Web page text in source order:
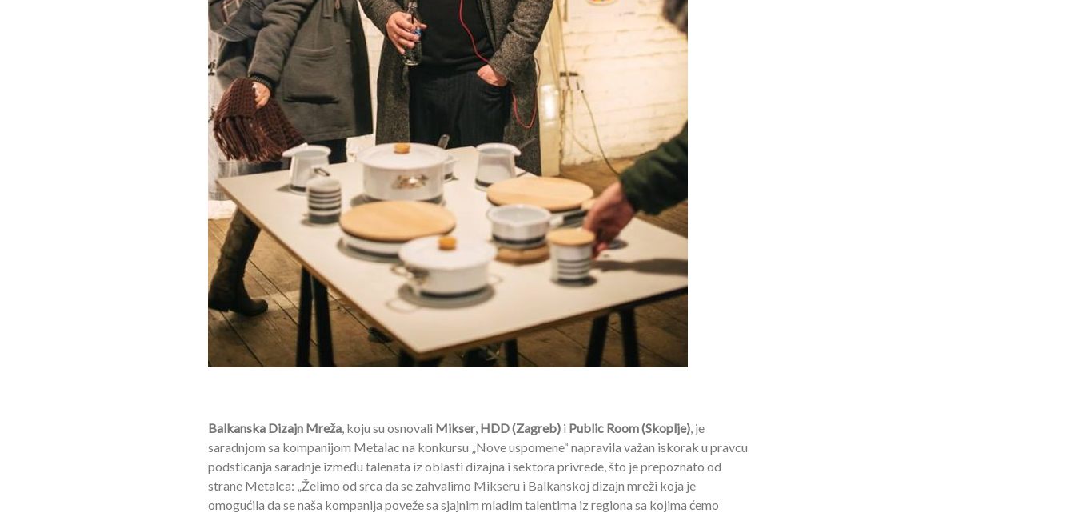
Balkanska Dizajn Mreža, koju su osnovali Mikser, HDD (Zagreb)i Public Room (Skoplje), je
saradnjom sa kompanijom Metalac na konkursu „Nove uspomene“ napravila važan iskorak u pravcu
podsticanja saradnje između talenata iz oblasti dizajna i sektora privrede, što je prepoznato od
strane Metalca: „Želimo od srca da se zahvalimo Mikseru i Balkanskoj dizajn mreži koja je
omogućila da se naša kompanija poveže sa sjajnim mladim talentima iz regiona sa kojima ćemo